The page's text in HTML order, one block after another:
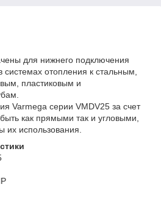
для нижнего подключения
отопления к стальным,
пластиковым и
Varmega серии VMDV25 за счет
как прямыми так и угловыми,
их использования.